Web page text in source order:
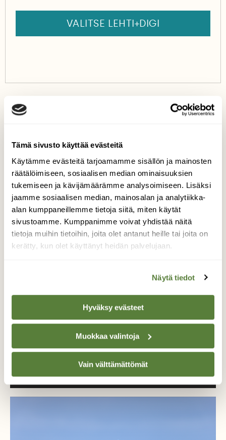
Tämä sivusto käyttää evästeitä
Käytämme evästeitä tarjoamamme sisällön ja mainosten
räätälöimiseen, sosiaalisen median ominaisuuksien
tukemiseen ja kävijämäärämme analysoimiseen. Lisäksi
jaamme sosiaalisen median, mainosalan ja analytiikka-
alan kumppaneillemme tietoja siitä, miten käytät
sivustoamme. Kumppanimme voivat yhdistää näitä
tietoja muihin tietoihin, joita olet antanut heille tai joita on
kerätty, kun olet käyttänyt heidän palvelujaan.
Näytä tiedot
Hyväksy evästeet
Muokkaa valintoja
Vain välttämättömät
VALITSE LEHTI+DIGI
Tilaa Suomen Luonto
Tue ajankohtaista ja asiantuntevaa
luonto- ja ympäristöjournalismia.
Tilaa Suomen Luonto ja tule mukaan
luonnonystävien joukkoon!
Lisää aiheesta